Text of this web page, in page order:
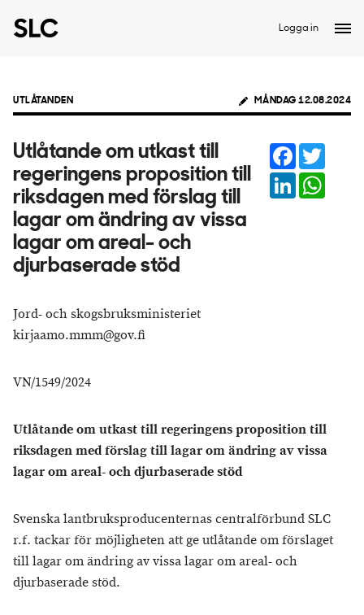
Logga in
UTLÅTANDEN MÅNDAG 12.08.2024
Utlåtande om utkast till
regeringens proposition till
riksdagen med förslag till
lagar om ändring av vissa
lagar om areal- och
djurbaserade stöd
Facebook
LinkedIn
Jord- och skogsbruksministeriet
kirjaamo.mmm@gov.fi
VN/1549/2024
Utlåtande om utkast till regeringens proposition till
riksdagen med förslag till lagar om ändring av vissa
lagar om areal- och djurbaserade stöd
Svenska lantbruksproducenternas centralförbund SLC
r.f. tackar för möjligheten att ge utlåtande om förslaget
till lagar om ändring av vissa lagar om areal- och
djurbaserade stöd.